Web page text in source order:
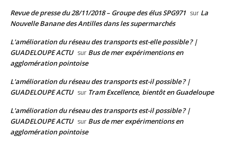
Revue de presse du 28/11/2018 – Groupe des élus SPG971 sur La
Nouvelle Banane des Antilles dans les supermarchés
L'amélioration du réseau des transports est-elle possible ? |
GUADELOUPE ACTU sur Bus de mer expérimentions en
agglomération pointoise
L'amélioration du réseau des transports est-il possible ? |
GUADELOUPE ACTU sur Tram Excellence, bientôt en Guadeloupe
L'amélioration du réseau des transports est-il possible ? |
GUADELOUPE ACTU sur Bus de mer expérimentions en
agglomération pointoise